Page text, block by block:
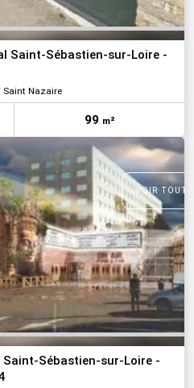
Saint-Sébastien-sur-Loire -
Nazaire
99 m²
VOIR
Sébastien-sur-Loire -